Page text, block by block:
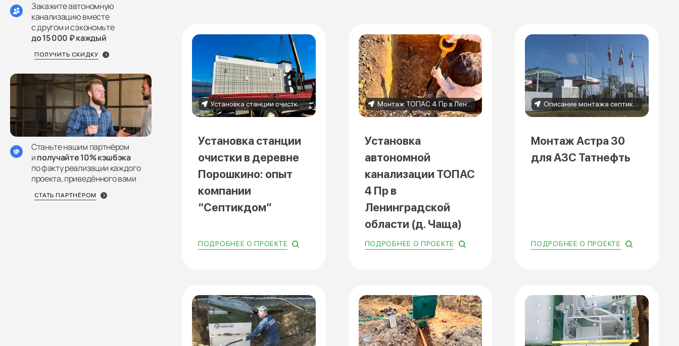
Закажите автономную
канализацию вместе
с другом и сэкономьте
до 15 000 ₽ каждый
ПОЛУЧИТЬ СКИДКУ
Станьте нашим партнёром
иполучайте 10% кэшбэка
по факту реализации каждого
проекта, приведённого вами
СТАТЬ ПАРТНЁРОМ
Установка станции очистки Топас 75 в деревне Порошкино
Установка станции
очистки в деревне
Порошкино: опыт
компании
“Септикдом”
ПОДРОБНЕЕ О ПРОЕКТЕ
Монтаж ТОПАС 4 Пр в Ленобласти (д. Чаща) | Кейс компании «Септикдом»
Установка
автономной
канализации ТОПАС
4 Пр в
Ленинградской
области (д. Чаща)
ПОДРОБНЕЕ О ПРОЕКТЕ
Монтаж Астра 30
для АЗС Татнефть
ПОДРОБНЕЕ О ПРОЕКТЕ